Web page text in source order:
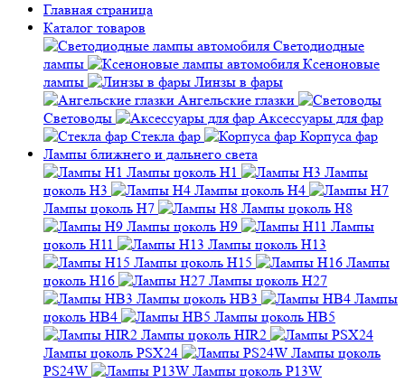
Главная страница
Каталог товаров
Светодиодные
лампы
Ксеноновые
лампы
Линзы в фары
Ангельские глазки
Световоды
Аксессуары для фар
Стекла фар
Корпуса фар
Лампы ближнего и дальнего света
Лампы цоколь H1
Лампы
цоколь H3
Лампы цоколь H4
Лампы цоколь H7
Лампы цоколь H8
Лампы цоколь H9
Лампы
цоколь H11
Лампы цоколь H13
Лампы цоколь H15
Лампы
цоколь H16
Лампы цоколь H27
Лампы цоколь HB3
Лампы
цоколь HB4
Лампы цоколь HB5
Лампы цоколь HIR2
Лампы цоколь PSX24
Лампы цоколь
PS24W
Лампы цоколь P13W